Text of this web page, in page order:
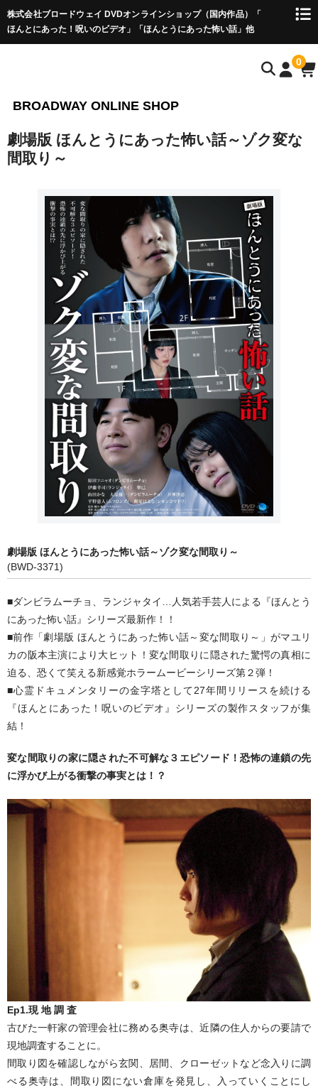
株式会社ブロードウェイ DVDオンラインショップ（国内作品）「
ほんとにあった！呪いのビデオ」「ほんとうにあった怖い話」他
BROADWAY ONLINE SHOP
0
HOME
ほんとにあった！呪いのビデオ
ほんとうにあった怖い話
怪奇！アンビリーバブル
フリーホラーゲーム
映画オリジナル
ホラーVオリジナル
邦画
監督作品 ▼
黒木和雄監督作品
今関あきよし監督作品
TVドラマ
まんが・アニメ作品
まんが日本絵巻
アニメ作品
Vオリジナル ▼
ゴト師株式会社・横浜ばっくれ隊
感動体験！アンビリーバボー
サトウトシキ監督作品
発禁本
エロス・Vアニメ エロス
よいこののりもの大集合
劇場版 ほんとうにあった怖い話～ゾク変な
間取り～
劇場版 ほんとうにあった怖い話～ゾク変な間取り～
(BWD-3371)
■ダンビラムーチョ、ランジャタイ…人気若手芸人による『ほんとう
にあった怖い話』シリーズ最新作！！
■前作「劇場版 ほんとうにあった怖い話～変な間取り～」がマユリ
カの阪本主演により大ヒット！変な間取りに隠された驚愕の真相に
迫る、恐くて笑える新感覚ホラームービーシリーズ第２弾！
■心霊ドキュメンタリーの金字塔として27年間リリースを続ける
『ほんとにあった！呪いのビデオ』シリーズの製作スタッフが集
結！
変な間取りの家に隠された不可解な３エピソード！恐怖の連鎖の先
に浮かび上がる衝撃の事実とは！？
Ep1.現 地 調 査
古びた一軒家の管理会社に務める奥寺は、近隣の住人からの要請で
現地調査することに。
間取り図を確認しながら玄関、居間、クローゼットなど念入りに調
べる奥寺は、間取り図にない倉庫を発見し、入っていくことにし